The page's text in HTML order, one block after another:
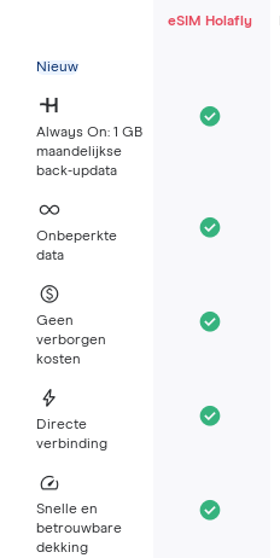
eSIM Holafly
Nieuw
Always On: 1 GB
maandelijkse
back-updata
Onbeperkte
data
Geen
verborgen
kosten
Directe
verbinding
Snelle en
betrouwbare
dekking